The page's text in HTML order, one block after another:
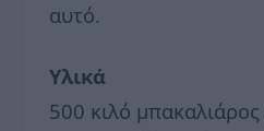
αυτό.
Υλικά
500 κιλό